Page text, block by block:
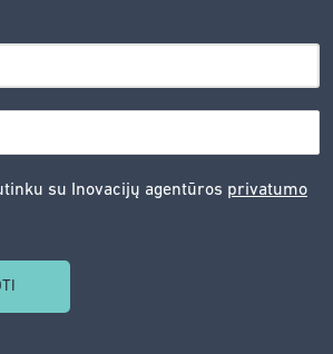
su Inovacijų agentūros privatumo